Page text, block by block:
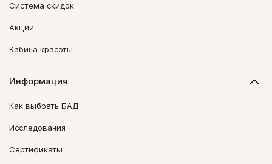
Система скидок
Акции
Кабина красоты
Информация
Как выбрать БАД
Исследования
Сертификаты